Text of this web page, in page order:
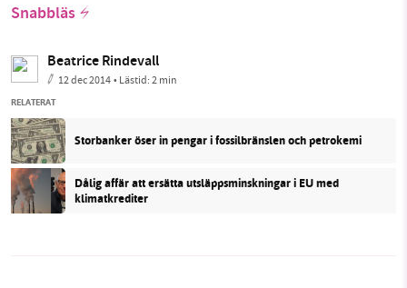
Snabbläs
Beatrice Rindevall
12 dec 2014• Lästid:2 min
RELATERAT
Storbanker öser in pengar i fossilbränslen och petrokemi
Dålig affär att ersätta utsläppsminskningar i EU med
klimatkrediter